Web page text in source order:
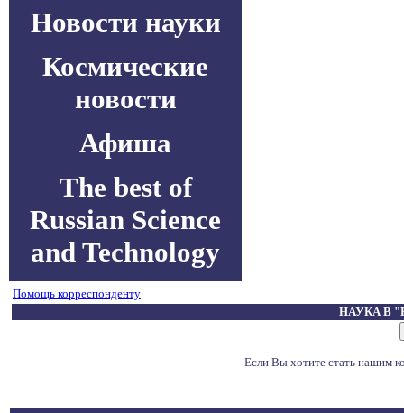
Новости науки
Космические
новости
Афиша
The best of
Russian Science
and Technology
Помощь корреспонденту
НАУКА В
Если Вы хотите стать нашим